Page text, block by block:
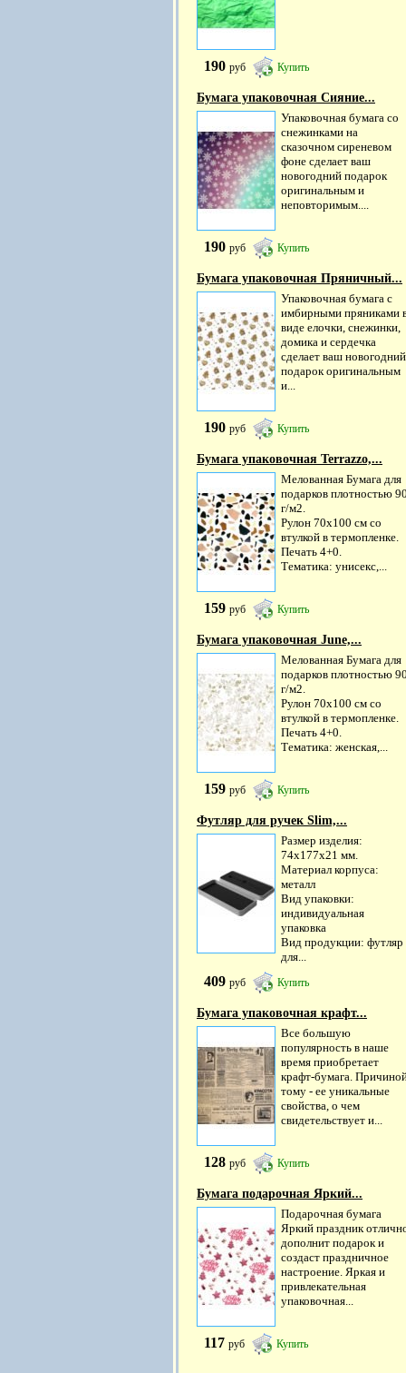
190 руб Купить
Бумага упаковочная Сияние...
Упаковочная бумага со
снежинками на
сказочном сиреневом
фоне сделает ваш
новогодний подарок
оригинальным и
неповторимым....
190 руб Купить
Бумага упаковочная Пряничный...
Упаковочная бумага с
имбирными пряниками
виде елочки, снежинки,
домика и сердечка
сделает ваш новогодний
подарок оригинальным
и...
190 руб Купить
Бумага упаковочная Terrazzo,...
Мелованная Бумага для
подарков плотностью
г/м2.
Рулон 70х100 см со
втулкой в термопленке.
Печать 4+0.
Тематика: унисекс,...
159 руб Купить
Бумага упаковочная June,...
Мелованная Бумага для
подарков плотностью
г/м2.
Рулон 70х100 см со
втулкой в термопленке.
Печать 4+0.
Тематика: женская,...
159 руб Купить
Футляр для ручек Slim,...
Размер изделия:
74х177х21 мм.
Материал корпуса:
металл
Вид упаковки:
индивидуальная
упаковка
Вид продукции: футляр
для...
409 руб Купить
Бумага упаковочная крафт...
Все большую
популярность в наше
время приобретает
крафт-бумага.
тому - ее уникальные
свойства, о чем
свидетельствует и...
128 руб Купить
Бумага подарочная Яркий...
Подарочная бумага
Яркий праздник
дополнит подарок и
создаст праздничное
настроение. Яркая и
привлекательная
упаковочная...
117 руб Купить